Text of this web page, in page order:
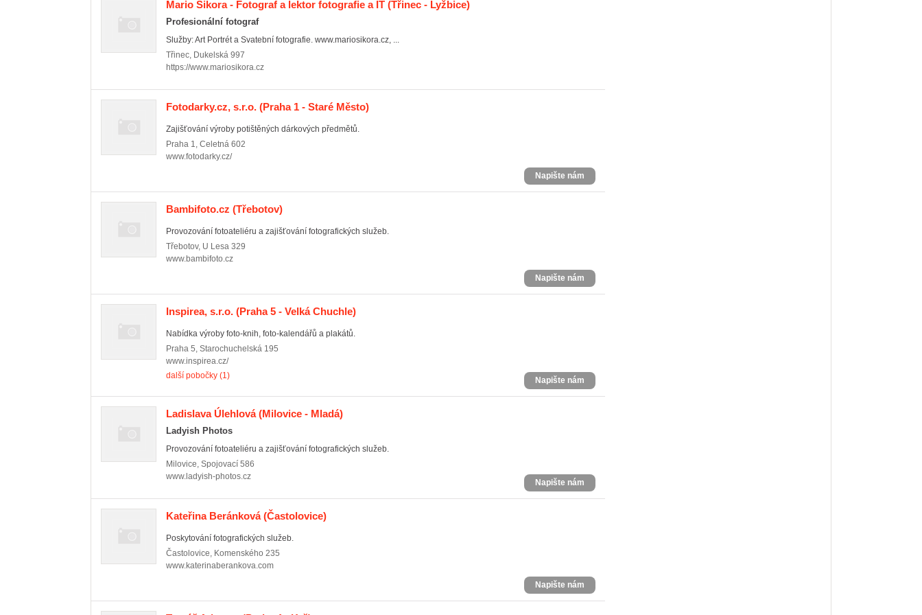
Mario Sikora - Fotograf a lektor fotografie a IT (Třinec - Lyžbice)
Profesionální fotograf
Služby: Art Portrét a Svatební fotografie. www.mariosikora.cz, ...
Třinec, Dukelská 997
https://www.mariosikora.cz
Fotodarky.cz, s.r.o. (Praha 1 - Staré Město)
Zajišťování výroby potištěných dárkových předmětů.
Praha 1, Celetná 602
www.fotodarky.cz/
Napište nám
Bambifoto.cz (Třebotov)
Provozování fotoateliéru a zajišťování fotografických služeb.
Třebotov, U Lesa 329
www.bambifoto.cz
Napište nám
Inspirea, s.r.o. (Praha 5 - Velká Chuchle)
Nabídka výroby foto-knih, foto-kalendářů a plakátů.
Praha 5, Starochuchelská 195
www.inspirea.cz/
další pobočky (1)
Napište nám
Ladislava Úlehlová(Milovice - Mladá)
Ladyish Photos
Provozování fotoateliéru a zajišťování fotografických služeb.
Milovice, Spojovací 586
www.ladyish-photos.cz
Napište nám
Kateřina Beránková(Častolovice)
Poskytování fotografických služeb.
Častolovice, Komenského 235
www.katerinaberankova.com
Napište nám